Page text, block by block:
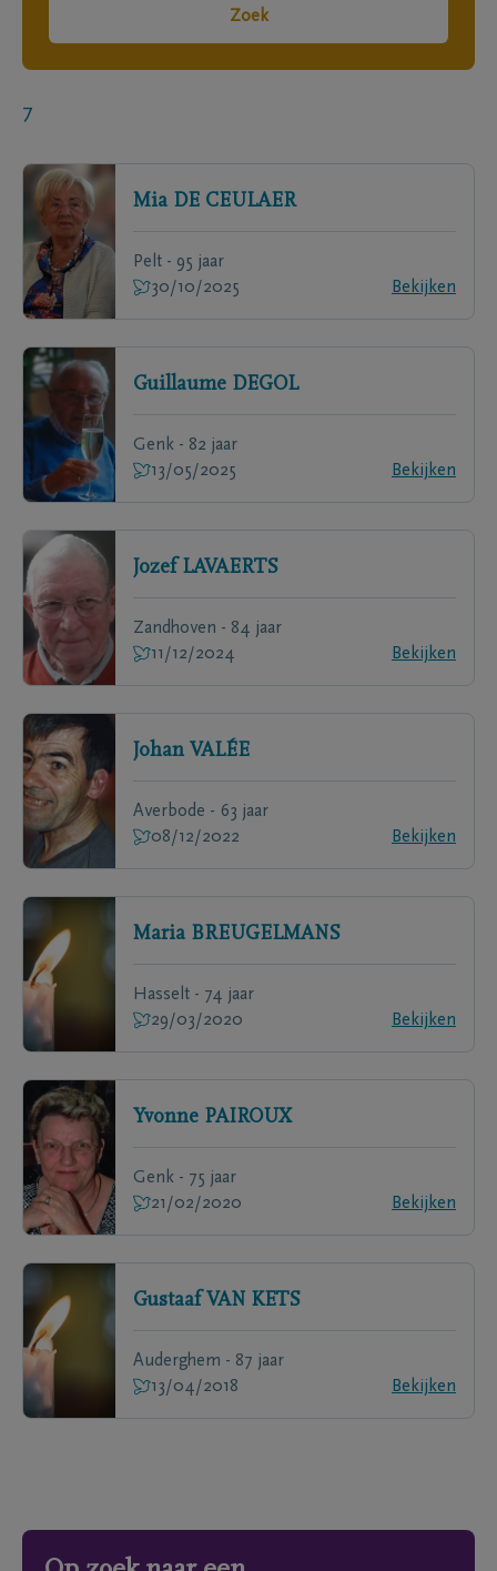
Zoek
7
Mia DE CEULAER
Pelt - 95 jaar
30/10/2025
Bekijken
Guillaume DEGOL
Genk - 82 jaar
13/05/2025
Bekijken
Jozef LAVAERTS
Zandhoven - 84 jaar
11/12/2024
Bekijken
Johan VALÉE
Averbode - 63 jaar
08/12/2022
Bekijken
Maria BREUGELMANS
Hasselt - 74 jaar
29/03/2020
Bekijken
Yvonne PAIROUX
Genk - 75 jaar
21/02/2020
Bekijken
Gustaaf VAN KETS
Auderghem - 87 jaar
13/04/2018
Bekijken